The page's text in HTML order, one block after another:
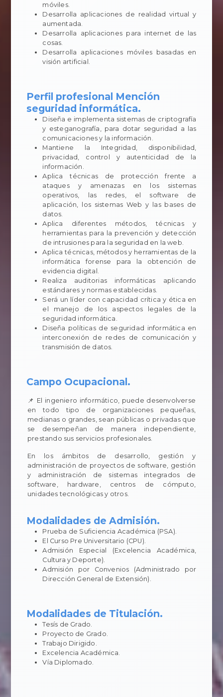
móviles.
Desarrolla aplicaciones de realidad virtual y
aumentada.
Desarrolla aplicaciones para internet de las
cosas.
Desarrolla aplicaciones móviles basadas en
visión artificial.
Perfil profesional Mención
seguridad informática.
Diseña e implementa sistemas de criptografía
y esteganografía, para dotar seguridad a las
comunicaciones y la información.
Mantiene la Integridad, disponibilidad,
privacidad, control y autenticidad de la
información.
Aplica técnicas de protección frente a
ataques y amenazas en los sistemas
operativos, las redes, el software de
aplicación, los sistemas Web y las bases de
datos.
Aplica diferentes métodos, técnicas y
herramientas para la prevención y detección
de intrusiones para la seguridad en la web.
Aplica técnicas, métodos y herramientas de la
informática forense para la obtención de
evidencia digital.
Realiza auditorias informáticas aplicando
estándares y normas establecidas.
Será un líder con capacidad crítica y ética en
el manejo de los aspectos legales de la
seguridad informática.
Diseña políticas de seguridad informática en
interconexión de redes de comunicación y
transmisión de datos.
Campo Ocupacional.
📌 El ingeniero informático, puede desenvolverse
en todo tipo de organizaciones pequeñas,
medianas o grandes, sean públicas o privadas que
se desempeñan de manera independiente,
prestando sus servicios profesionales.
En los ámbitos de desarrollo, gestión y
administración de proyectos de software, gestión
y administración de sistemas integrados de
software, hardware, centros de cómputo,
unidades tecnológicas y otros.
Modalidades de Admisión.
Prueba de Suficiencia Académica (PSA).
El Curso Pre Universitario (CPU).
Admisión Especial (Excelencia Académica,
Cultura y Deporte).
Admisión por Convenios (Administrado por
Dirección General de Extensión).
Modalidades de Titulación.
Tesís de Grado.
Proyecto de Grado.
Trabajo Dirigido.
Excelencia Académica.
Vía Diplomado.